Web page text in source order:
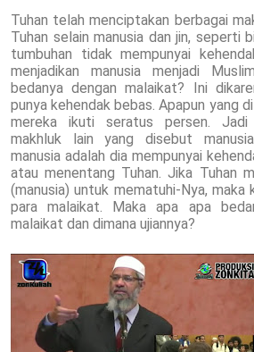
Tuhan telah menciptakan berbagai
Tuhan selain manusia dan jin, seperti
tumbuhan tidak mempunyai
menjadikan manusia menjadi
bedanya dengan malaikat? Ini
punya kehendak bebas. Apapun yang
mereka ikuti seratus persen. Jadi
makhluk lain yang disebut
manusia adalah dia mempunyai
atau menentang Tuhan. Jika Tuhan
(manusia) untuk mematuhi-Nya,
para malaikat. Maka apa apa
malaikat dan dimana ujiannya?